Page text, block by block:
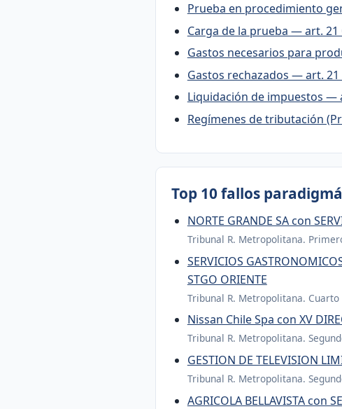
Prueba en procedimiento
Carga de la prueba — art. 21
Gastos necesarios para
Gastos rechazados — art. 21
Liquidación de impuestos —
Regímenes de tributación
Top 10 fallos
NORTE GRANDE SA con
Tribunal R. Metropolitana.
SERVICIOS
STGO ORIENTE
Tribunal R. Metropolitana. Cuarto
Nissan Chile Spa con XV
Tribunal R. Metropolitana.
GESTION DE TELEVISION
Tribunal R. Metropolitana.
AGRICOLA BELLAVISTA con